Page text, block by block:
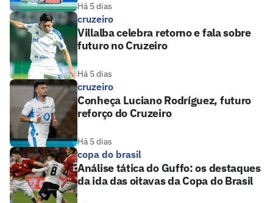
Há 5 dias
cruzeiro
Villalba celebra retorno e fala sobre
futuro no Cruzeiro
Há 5 dias
cruzeiro
Conheça Luciano Rodríguez, futuro
reforço do Cruzeiro
Há 5 dias
copa do brasil
Análise tática do Guffo: os destaques
da ida das oitavas da Copa do Brasil